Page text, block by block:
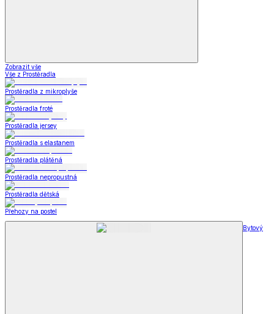
Zobrazit vše
Vše z Prostěradla
Prostěradla z mikroplyše
Prostěradla froté
Prostěradla jersey
Prostěradla s elastanem
Prostěradla plátěná
Prostěradla nepropustná
Prostěradla dětská
Přehozy na postel
Bytový